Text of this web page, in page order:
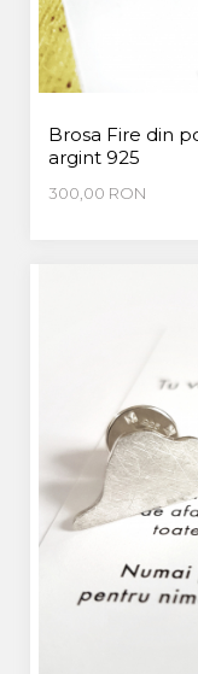
Brosa Fire din
argint 925
300,00 RON